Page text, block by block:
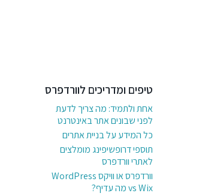
טיפים ומדריכים לוורדפרס
אחת ולתמיד: מה צריך לדעת
לפני שבונים אתר באינטרנט
כל המידע על בניית אתרים
תוספי דרופשיפינג מומלצים
לאתרי וורדפרס
וורדפרס או וויקס WordPress
vs Wix מה עדיף?